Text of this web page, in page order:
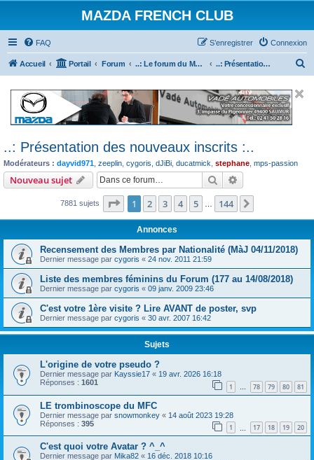
MAZDA FRENCH CLUB
FAQ Connexion
S’enregistrer
Accueil Portail Forum ..: Le forum du Mazda French Club :.. ..: Présentation des nouveaux inscrits :..
..: Présentation des nouveaux inscrits :..
Modérateurs : dayvid971 zeeplin cygoris dJiBi ducatmick stephane mps-passion
Nouveau sujet Rechercher
7881 sujets Page 1sur144
1 2 3 4 5 144
Annonces
Recensement des Membres par Nationalité (MàJ 04/11/2018)
Dernier message par cygoris « 24 nov. 2011 21:59
Liste des membres féminins du Forum (177 au 14/08/2018)
Dernier message par cygoris « 09 janv. 2009 23:46
C'est votre 1ère visite ? Lire AVANT de poster, svp
Dernier message par cygoris « 30 avr. 2007 16:42
Sujets
L'origine de votre pseudo ?
Dernier message par Kayssie17 « 19 avr. 2026 16:18
Réponses : 1601 1 … 78 79 80 81
LE trombinoscope du MFC
Dernier message par snowmonkey « 14 août 2023 19:28
Réponses : 395 1 17 18 19 20
C'est quoi votre Avatar ? ^_^
Dernier message par Mika82 « 16 déc. 2018 10:16